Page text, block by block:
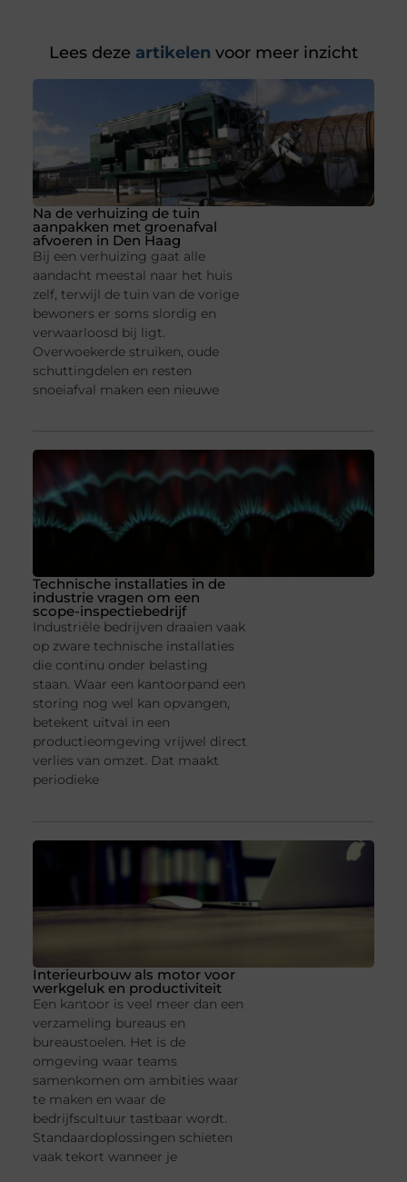
Lees deze artikelen voor meer inzicht
Na de verhuizing de tuin
aanpakken met groenafval
afvoeren in Den Haag
Bij een verhuizing gaat alle
aandacht meestal naar het huis
zelf, terwijl de tuin van de vorige
bewoners er soms slordig en
verwaarloosd bij ligt.
Overwoekerde struiken, oude
schuttingdelen en resten
snoeiafval maken een nieuwe
Technische installaties in de
industrie vragen om een
scope-inspectiebedrijf
Industriële bedrijven draaien vaak
op zware technische installaties
die continu onder belasting
staan. Waar een kantoorpand een
storing nog wel kan opvangen,
betekent uitval in een
productieomgeving vrijwel direct
verlies van omzet. Dat maakt
periodieke
Interieurbouw als motor voor
werkgeluk en productiviteit
Een kantoor is veel meer dan een
verzameling bureaus en
bureaustoelen. Het is de
omgeving waar teams
samenkomen om ambities waar
te maken en waar de
bedrijfscultuur tastbaar wordt.
Standaardoplossingen schieten
vaak tekort wanneer je